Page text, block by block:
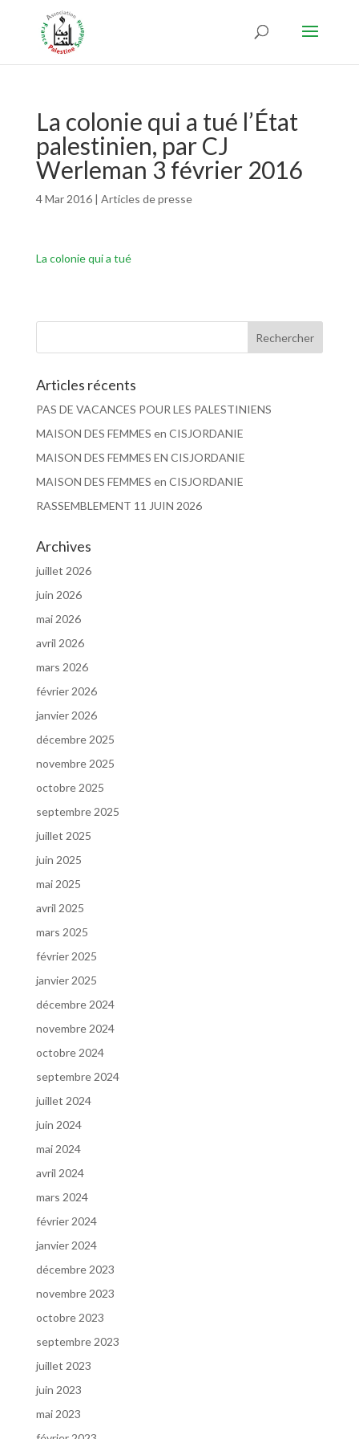
La colonie qui a tué l’État
palestinien, par CJ
Werleman 3 février 2016
4 Mar 2016| Articles de presse
La colonie qui a tué
Articles récents
PAS DE VACANCES POUR LES PALESTINIENS
MAISON DES FEMMES en CISJORDANIE
MAISON DES FEMMES EN CISJORDANIE
MAISON DES FEMMES en CISJORDANIE
RASSEMBLEMENT 11 JUIN 2026
Archives
juillet 2026
juin 2026
mai 2026
avril 2026
mars 2026
février 2026
janvier 2026
décembre 2025
novembre 2025
octobre 2025
septembre 2025
juillet 2025
juin 2025
mai 2025
avril 2025
mars 2025
février 2025
janvier 2025
décembre 2024
novembre 2024
octobre 2024
septembre 2024
juillet 2024
juin 2024
mai 2024
avril 2024
mars 2024
février 2024
janvier 2024
décembre 2023
novembre 2023
octobre 2023
septembre 2023
juillet 2023
juin 2023
mai 2023